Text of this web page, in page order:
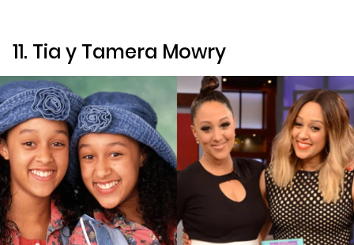
11. Tia y Tamera Mowry